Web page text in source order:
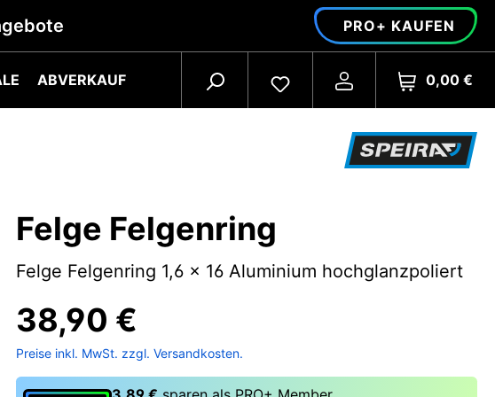
PRO+ KAUFEN
ABVERKAUF 0,00 €
Felge Felgenring
Felge Felgenring 1,6 x 16 Aluminium hochglanzpoliert
38,90 €
Preise inkl. MwSt. zzgl. Versandkosten.